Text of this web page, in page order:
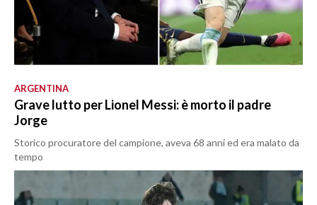
ARGENTINA
Grave lutto per Lionel Messi: è morto il padre
Jorge
Storico procuratore del campione, aveva 68 anni ed era malato da
tempo